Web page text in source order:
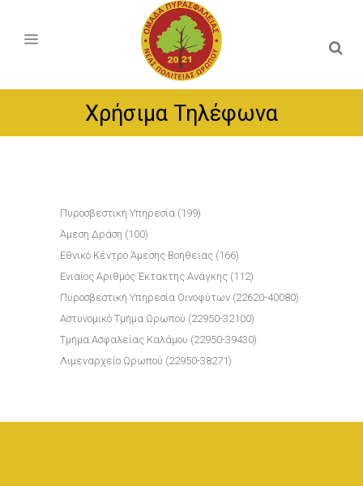
Χρήσιμα Τηλέφωνα
Πυροσβεστική Υπηρεσία (199)
Άμεση Δράση (100)
Εθνικό Κέντρο Άμεσης Βοήθειας (166)
Ενιαίος Αριθμός Έκτακτης Ανάγκης (112)
Πυροσβεστική Υπηρεσία Οινοφύτων (22620-40080)
Αστυνομικό Τμήμα Ωρωπού (22950-32100)
Τμήμα Ασφαλείας Καλάμου (22950-39430)
Λιμεναρχείο Ωρωπού (22950-38271)